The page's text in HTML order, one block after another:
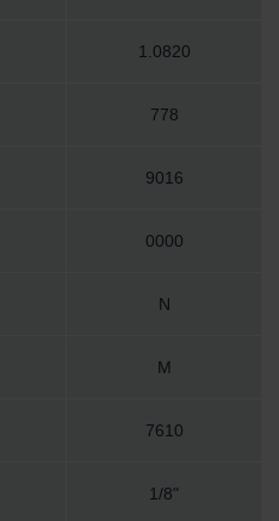
1.0820
778
9016
0000
N
M
7610
1/8"